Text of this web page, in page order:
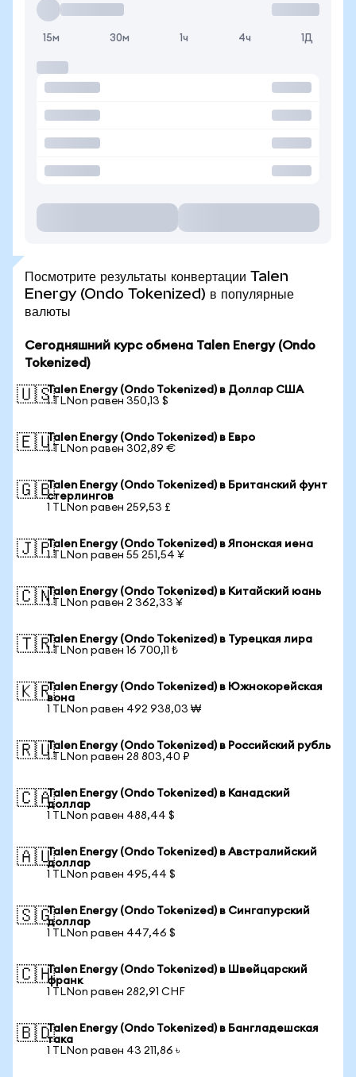
15м 30м 1ч 4ч 1Д
Посмотрите результаты конвертации Talen
Energy (Ondo Tokenized) в популярные
валюты
Сегодняшний курс обмена Talen Energy (Ondo
Tokenized)
🇺🇸Talen Energy (Ondo Tokenized) в Доллар США
1 TLNon равен 350,13 $
🇪🇺Talen Energy (Ondo Tokenized) в Евро
1 TLNon равен 302,89 €
🇬🇧Talen Energy (Ondo Tokenized) в Британский фунт
стерлингов
1 TLNon равен 259,53 £
🇯🇵Talen Energy (Ondo Tokenized) в Японская иена
1 TLNon равен 55 251,54 ¥
🇨🇳Talen Energy (Ondo Tokenized) в Китайский юань
1 TLNon равен 2 362,33 ¥
🇹🇷Talen Energy (Ondo Tokenized) в Турецкая лира
1 TLNon равен 16 700,11 ₺
🇰🇷Talen Energy (Ondo Tokenized) в Южнокорейская
вона
1 TLNon равен 492 938,03 ₩
🇷🇺Talen Energy (Ondo Tokenized) в Российский рубль
1 TLNon равен 28 803,40 ₽
🇨🇦Talen Energy (Ondo Tokenized) в Канадский
доллар
1 TLNon равен 488,44 $
🇦🇺Talen Energy (Ondo Tokenized) в Австралийский
доллар
1 TLNon равен 495,44 $
🇸🇬Talen Energy (Ondo Tokenized) в Сингапурский
доллар
1 TLNon равен 447,46 $
🇨🇭Talen Energy (Ondo Tokenized) в Швейцарский
франк
1 TLNon равен 282,91 CHF
🇧🇩Talen Energy (Ondo Tokenized) в Бангладешская
така
1 TLNon равен 43 211,86 ৳